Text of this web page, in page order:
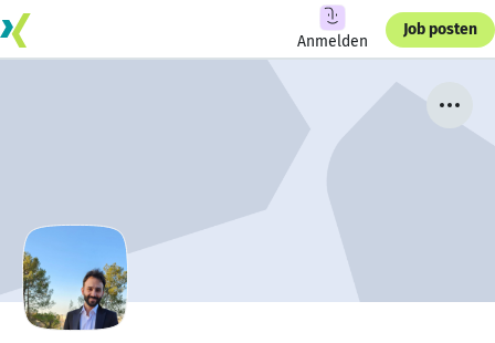
Anmelden
Job posten